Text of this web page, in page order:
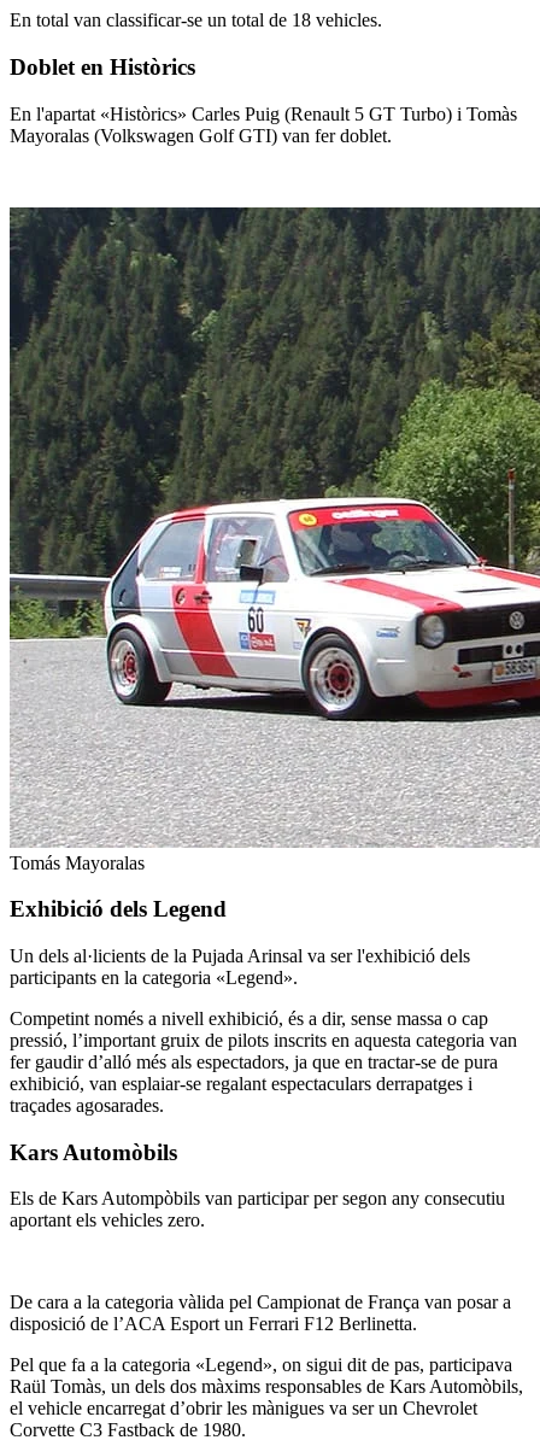
En total van classificar-se un total de 18 vehicles.
Doblet en Històrics
En l'apartat «Històrics» Carles Puig (Renault 5 GT Turbo) i Tomàs
Mayoralas (Volkswagen Golf GTI) van fer doblet.
Tomás Mayoralas
Exhibició dels Legend
Un dels al·licients de la Pujada Arinsal va ser l'exhibició dels
participants en la categoria «Legend».
Competint només a nivell exhibició, és a dir, sense massa o cap
pressió, l’important gruix de pilots inscrits en aquesta categoria van
fer gaudir d’alló més als espectadors, ja que en tractar-se de pura
exhibició, van esplaiar-se regalant espectaculars derrapatges i
traçades agosarades.
Kars Automòbils
Els de Kars Autompòbils van participar per segon any consecutiu
aportant els vehicles zero.
De cara a la categoria vàlida pel Campionat de França van posar a
disposició de l’ACA Esport un Ferrari F12 Berlinetta.
Pel que fa a la categoria «Legend», on sigui dit de pas, participava
Raül Tomàs, un dels dos màxims responsables de Kars Automòbils,
el vehicle encarregat d’obrir les mànigues va ser un Chevrolet
Corvette C3 Fastback de 1980.